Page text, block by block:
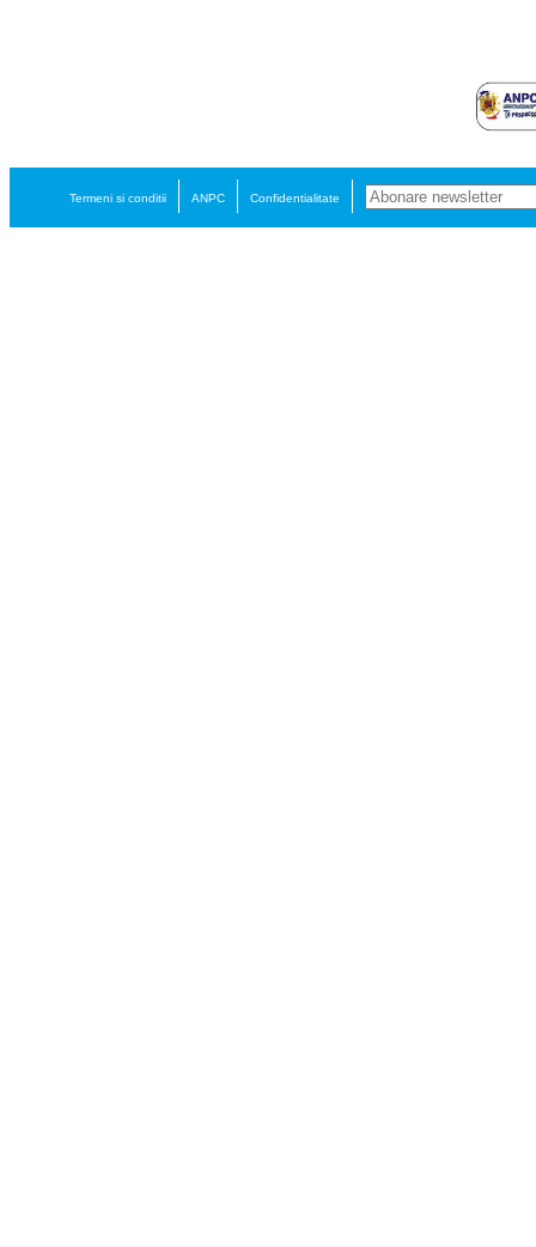
Termeni si conditii ANPC Confidentialitate